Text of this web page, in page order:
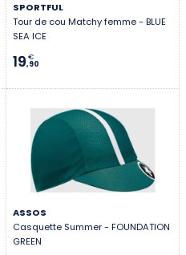
SPORTFUL
Tour de cou Matchy femme - BLUE
SEA ICE
19,90
€
ASSOS
Casquette Summer - FOUNDATION
GREEN